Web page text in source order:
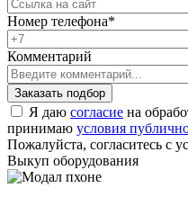
Номер телефона*
Комментарий
Я даю согласие на
принимаю условия
Пожалуйста, согласитесь с
Выкуп оборудования